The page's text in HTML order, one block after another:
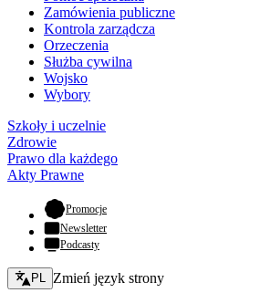
Zamówienia publiczne
Kontrola zarządcza
Orzeczenia
Służba cywilna
Wojsko
Wybory
Szkoły i uczelnie
Zdrowie
Prawo dla każdego
Akty Prawne
Promocje- otwiera się w nowej karcie
Newsletter
Podcasty
Zmień język - bieżący:
PL Zmień język strony